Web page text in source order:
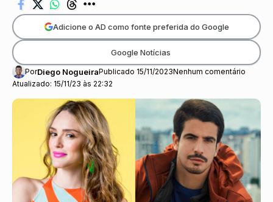
Atualizado: 15/11/23 às 22:32
PorDiego NogueiraPublicado 15/11/2023Nenhum comentário
Adicione o AD como fonte preferida do Google
Google Notícias